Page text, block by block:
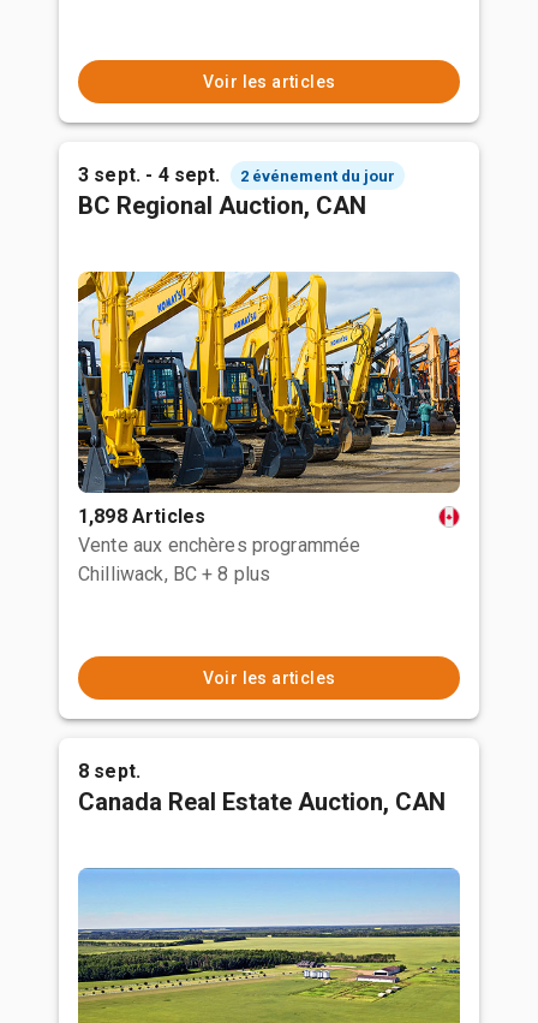
Voir les articles
3 sept. - 4 sept. 2 événement du jour
BC Regional Auction, CAN
1,898 Articles
Vente aux enchères programmée
Chilliwack, BC + 8 plus
Voir les articles
8 sept.
Canada Real Estate Auction, CAN